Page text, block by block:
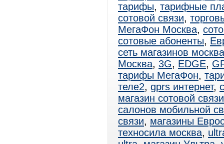
тарифы, тарифные
сотовой связи,
МегаФон Москва,
сотовые абоненты,
сеть магазинов москва
Москва, 3G, EDGE,
тарифы МегаФон,
теле2, gprs интернет,
магазин сотовой связи
салонов мобильной
связи, магазины
техносила москва,